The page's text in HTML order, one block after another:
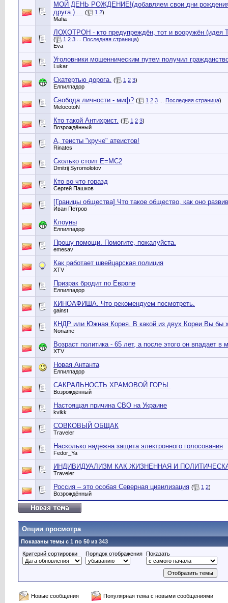
МОЙ ДЕНЬ РОЖДЕНИЕ!(добавляем свои дни
друга.) ... ( 1 2)
Mafia
ЛОХОТРОН - кто предупреждён, тот и вооружён (идея
( 1 2 3 Последняя страница)
Eva
Уголовники мошенническим путем получил
Lukar
Скатертью дорога. ( 1 2 3)
Елпилпадор
Свобода личности - миф? ( 1 2 3 Последняя страница)
MelocotoN
Кто такой Антихрист. ( 1 2 3)
Возрождённый
А, теисты "круче" атеистов!
Rinates
Cколько стоит Е=МС2
Dmitrij Syromolotov
Кто во что горазд
Сергей Пашков
[Границы общества] Что такое общество, как оно
Иван Петров
Клоуны
Елпилпадор
Прошу помощи. Помогите, пожалуйста.
emesav
Как работает швейцарская полиция
XTV
Призрак бродит по Европе
Елпилпадор
КИНОАФИША. Что рекомендуем посмотреть.
gainst
КНДР или Южная Корея. В какой из двух Кореи Вы бы
Noname
Возраст политика - 65 лет, а после этого он впадает в
XTV
Новая Антанта
Елпилпадор
САКРАЛЬНОСТЬ ХРАМОВОЙ ГОРЫ.
Возрождённый
Настоящая причина СВО на Украине
kvikk
СОВКОВЫЙ ОБЩАК
Traveler
Насколько надежна защита электронного голосования
Fedor_Ya
ИНДИВИДУАЛИЗМ КАК ЖИЗНЕННАЯ И
Traveler
Россия – это особая Северная цивилизация ( 1 2)
Возрождённый
Опции просмотра
Показаны темы с 1 по 50 из 343
Критерий сортировки
Порядок отображения Показать
Новые сообщения
Популярная тема с новыми сообщениями